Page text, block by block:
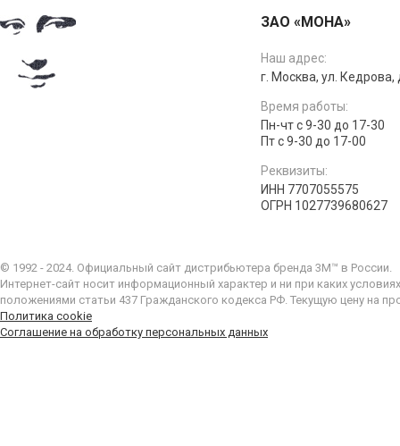
ЗАО «МОНА»
Наш адрес:
г. Москва, ул. Кедрова,
Время работы:
Пн-чт с 9-30 до 17-30
Пт с 9-30 до 17-00
Реквизиты:
ИНН 7707055575
ОГРН 1027739680627
© 1992 - 2024. Официальный сайт дистрибьютера бренда 3M™ в России.
Интернет-сайт носит информационный характер и ни при каких
положениями статьи 437 Гражданского кодекса РФ. Текущую цену на
Политика cookie
Соглашение на обработку персональных данных